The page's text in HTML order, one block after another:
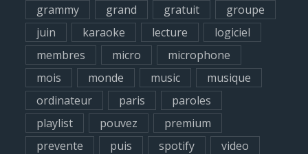
grammy
grand gratuit
groupe
juin
karaoke lecture
logiciel
membres
micro
microphone
mois
monde music
musique
ordinateur
paris
paroles
playlist
pouvez
premium
prevente
puis spotify
video